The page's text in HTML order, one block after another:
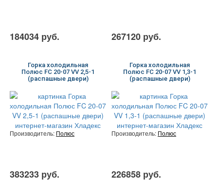
184034 руб. 267120 руб.
Горка холодильная
Полюс FC 20-07 VV 2,5-1
(распашные двери)
Производитель: Полюс
383233 руб.
Горка холодильная
Полюс FC 20-07 VV 1,3-1
(распашные двери)
Производитель: Полюс
226858 руб.